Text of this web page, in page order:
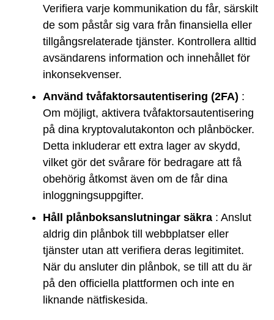
Verifiera varje kommunikation du får, särskilt
de som påstår sig vara från finansiella eller
tillgångsrelaterade tjänster. Kontrollera alltid
avsändarens information och innehållet för
inkonsekvenser.
Använd tvåfaktorsautentisering (2FA) :
Om möjligt, aktivera tvåfaktorsautentisering
på dina kryptovalutakonton och plånböcker.
Detta inkluderar ett extra lager av skydd,
vilket gör det svårare för bedragare att få
obehörig åtkomst även om de får dina
inloggningsuppgifter.
Håll plånboksanslutningar säkra : Anslut
aldrig din plånbok till webbplatser eller
tjänster utan att verifiera deras legitimitet.
När du ansluter din plånbok, se till att du är
på den officiella plattformen och inte en
liknande nätfiskesida.